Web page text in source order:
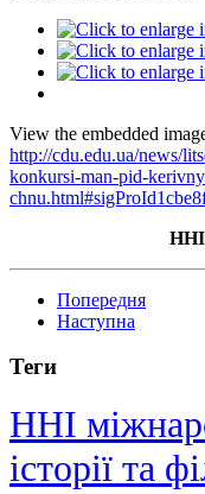
View the embedded
http://cdu.edu.ua/news/
konkursi-man-pid-
ННІ
Попередня
Наступна
Теги
ННІ
історії та